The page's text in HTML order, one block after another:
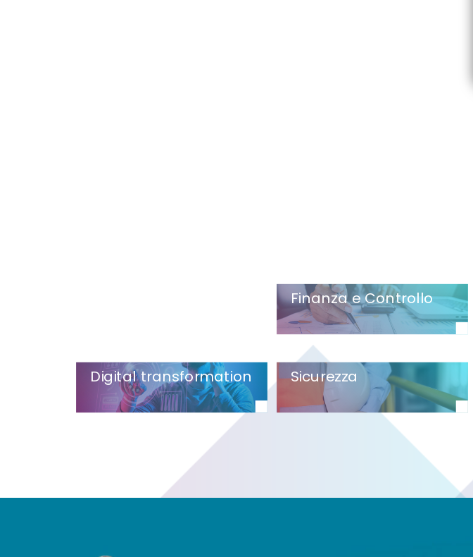
Finanza e Controllo
Digital transformation Sicurezza